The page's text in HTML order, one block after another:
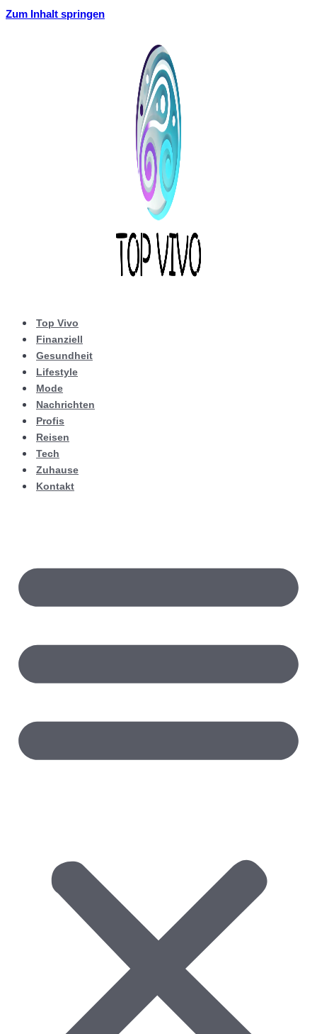
Zum Inhalt springen
Top Vivo
Finanziell
Gesundheit
Lifestyle
Mode
Nachrichten
Profis
Reisen
Tech
Zuhause
Kontakt